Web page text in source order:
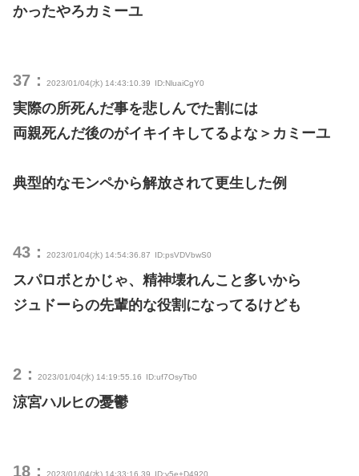
かったやろカミーユ
37： 2023/01/04(水) 14:43:10.39 ID:NluaiCgY0
実際の所死んだ事を悲しんでた割には
両親死んだ後のがイキイキしてるよな＞カミーユ
典型的なモンペから解放されて更生した例
43： 2023/01/04(水) 14:54:36.87 ID:psVDVbwS0
スパロボとかじゃ、精神壊れんこと多いから
ジュドーらの先輩的な役割になってるけども
2： 2023/01/04(水) 14:19:55.16 ID:uf7OsyTb0
涼宮ハルヒの憂鬱
18：